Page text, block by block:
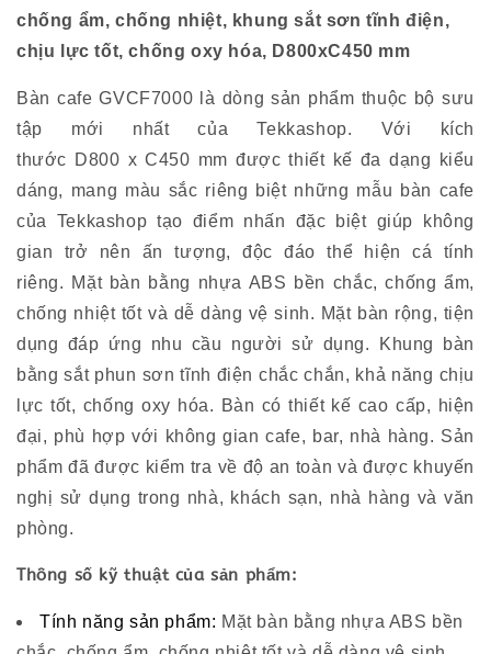
chống ẩm, chống nhiệt, khung sắt sơn tĩnh điện,
chịu lực tốt, chống oxy hóa, D800xC450 mm
Bàn cafeGVCF7000 là dòng sản phẩm thuộc bộ sưu
tập mới nhất củaTekkashop. Với kích
thước D800 xC450 mm được thiết kế đa dạng kiểu
dáng, mang màu sắc riêng biệt những mẫu bàn cafe
của
Tekkashoptạo điểm nhấn đặc biệt giúp không
gian trở nên ấn tượng, độc đáo thể hiện
cá tính
riêng. Mặt bàn bằng nhựa ABS bền chắc, chống ẩm,
chống nhiệt tốt và dễ dàng vệ sinh. Mặt bàn rộng, tiện
dụng đáp ứng nhu cầu người sử dụng.
Khung bàn
bằng sắt phun sơn tĩnh điện chắc chắn, khả năng chịu
lực tốt, chống oxy hóa. Bàn có thiết kế cao cấp, hiện
đại, phù hợp với không gian cafe, bar, nhà hàng. Sản
phẩm đã được kiểm tra về độ an toàn và được khuyến
nghị sử dụng trong nhà, khách sạn, nhà hàng và văn
phòng.
Thông số kỹ thuật của sản phẩm:
Tính năng sản phẩm: Mặt bàn bằng nhựa ABS bền